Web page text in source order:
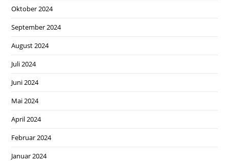
Oktober 2024
September 2024
August 2024
Juli 2024
Juni 2024
Mai 2024
April 2024
Februar 2024
Januar 2024